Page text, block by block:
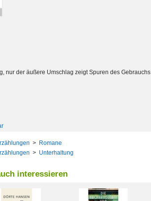
nur der äußere Umschlag zeigt Spuren des Gebrauchs
> Romane
> Unterhaltung
interessieren